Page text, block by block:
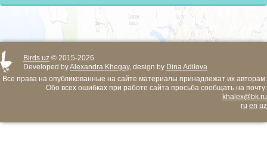
Birds.uz © 2015-2026
Developed byAlexandra Khegay, design by Dina Adilova
Все права на опубликованные на сайте материалы принадлежат их авторам.
Обо всех ошибках при работе сайта просьба сообщать на почту:
khalex@bk.ru
ru en uz